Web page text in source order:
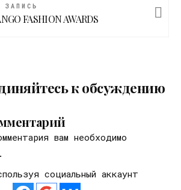
ЗАПИСЬ
FASHION AWARDS
к обсуждению
вам необходимо
.
социальный аккаунт